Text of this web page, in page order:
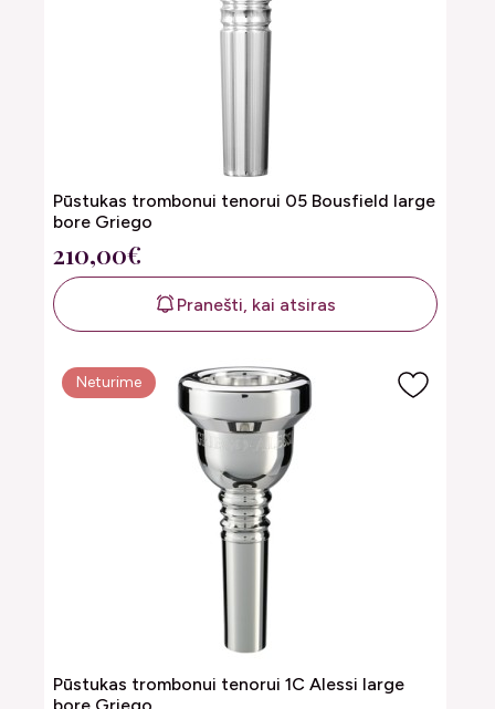
Pūstukas trombonui tenorui 05 Bousfield large
bore Griego
210,00€
Pranešti, kai atsiras
Neturime
Pūstukas trombonui tenorui 1C Alessi large